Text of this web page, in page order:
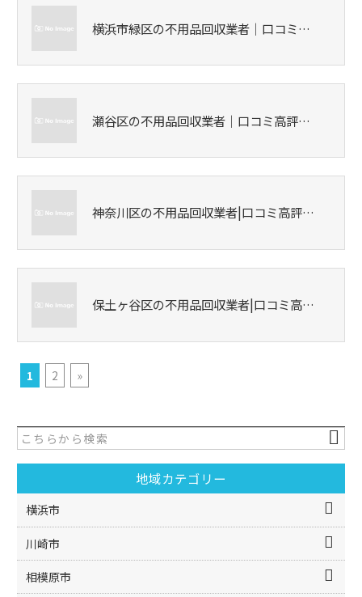
横浜市緑区の不用品回収業者｜口コミ…
瀬谷区の不用品回収業者｜口コミ高評…
神奈川区の不用品回収業者|口コミ高評…
保土ヶ谷区の不用品回収業者|口コミ高…
1 2 »
地域カテゴリー
横浜市
川崎市
相模原市